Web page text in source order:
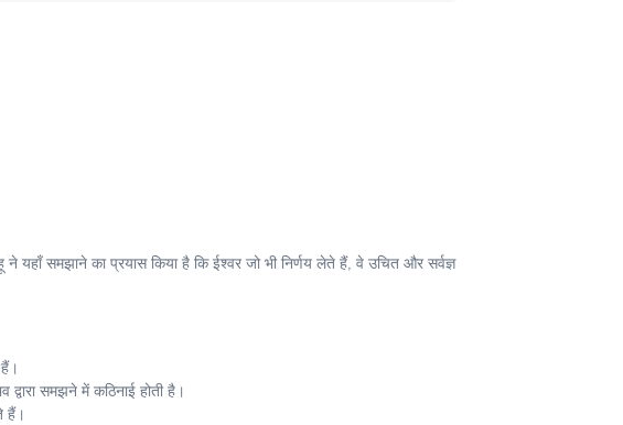
समझाने का प्रयास किया है कि ईश्वर जो भी निर्णय लेते हैं, वे उचित और सर्वज्ञ
समझने में कठिनाई होती है।
हैं।